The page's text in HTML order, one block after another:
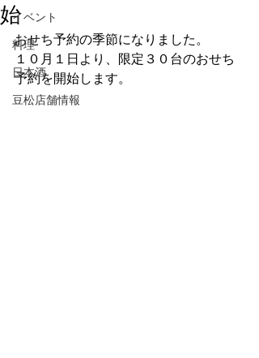
イベント
料理
日本酒
豆松店舗情報
始
おせち予約の季節になりました。
１０月１日より、限定３０台のおせち
予約を開始します。